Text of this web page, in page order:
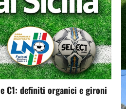
C1: definiti organici e gironi